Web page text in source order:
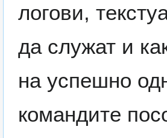
логови,
да служат и
на успешно
командите